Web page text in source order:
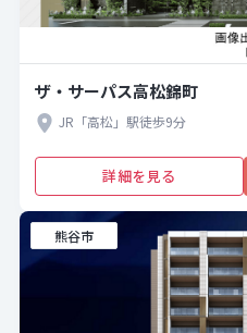
ザ・サーパス高松錦町
JR「高松」駅徒歩9分
詳細を見る
熊谷市